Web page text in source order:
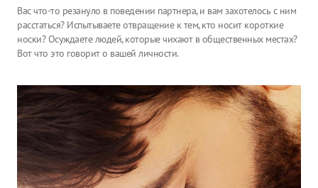
Вас что-то резануло в поведении партнера, и вам захотелось с ним
расстаться? Испытываете отвращение к тем, кто носит короткие
носки? Осуждаете людей, которые чихают в общественных местах?
Вот что это говорит о вашей личности.